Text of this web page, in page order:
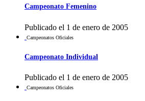
Campeonato Femenino
Publicado el 1 de enero de 2005
Campeonatos Oficiales
Campeonato Individual
Publicado el 1 de enero de 2005
Campeonatos Oficiales